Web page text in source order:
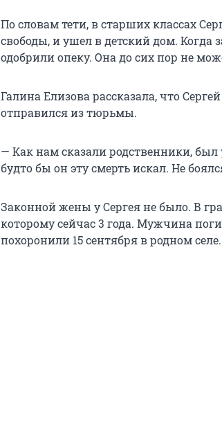
По словам тети, в старших классах
свободы, и ушел в детский дом. Когда
одобрили опеку. Она до сих пор не
Галина Елизова рассказала, что
отправился из тюрьмы.
— Как нам сказали родственники, был
будто бы он эту смерть искал. Не
Законной жены у Сергея не было. В
которому сейчас 3 года. Мужчина
похоронили 15 сентября в родном селе.